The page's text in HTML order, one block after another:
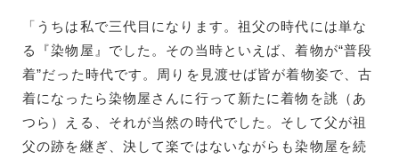
「うちは私で三代目になります。祖父の時代には単な
る『染物屋』でした。その当時といえば、着物が“普段
着”だった時代です。周りを見渡せば皆が着物姿で、古
着になったら染物屋さんに行って新たに着物を誂（あ
つら）える、それが当然の時代でした。そして父が祖
父の跡を継ぎ、決して楽ではないながらも染物屋を続